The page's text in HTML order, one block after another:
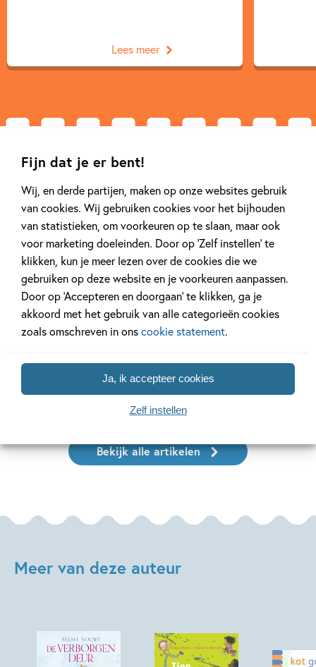
Fijn dat je er bent!
Wij, en derde partijen, maken op onze websites gebruik
van cookies. Wij gebruiken cookies voor het bijhouden
van statistieken, om voorkeuren op te slaan, maar ook
voor marketing doeleinden. Door op ‘Zelf instellen’ te
klikken, kun je meer lezen over de cookies die we
gebruiken op deze website en je voorkeuren aanpassen.
Door op ‘Accepteren en doorgaan’ te klikken, ga je
akkoord met het gebruik van alle categorieën cookies
zoals omschreven in onscookie statement.
Ja, ik accepteer cookies
Zelf instellen
Lees meer
Gerelateerde artikelen
14 SEPTEMBER 2025
Ons Kinderpanel leest: ‘De
blauwevinvistemster’
Kinderpanel
Lees meer
12 MAART 2025
Ben jij al
Nieuws
Bekijk alle artikelen
Meer van deze auteur